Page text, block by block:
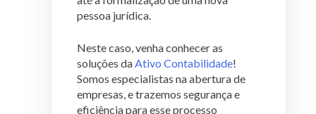
pessoa jurídica.
Neste caso, venha conhecer as
soluções da Ativo Contabilidade!
Somos especialistas na abertura de
empresas, e trazemos segurança e
eficiência para esse processo